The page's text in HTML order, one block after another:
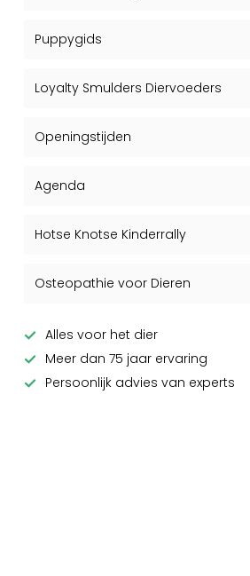
Puppygids
Loyalty Smulders Diervoeders
Openingstijden
Agenda
Hotse Knotse Kinderrally
Osteopathie voor Dieren
Alles voor het dier
Meer dan 75 jaar ervaring
Persoonlijk advies van experts